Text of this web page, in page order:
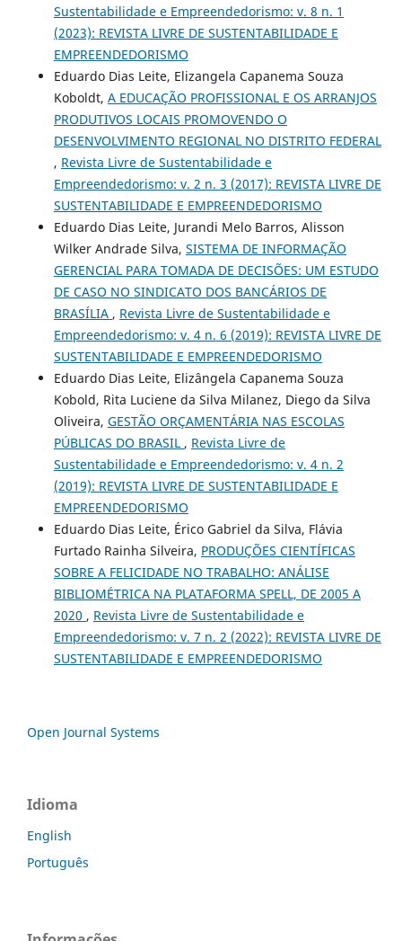
Sustentabilidade e Empreendedorismo: v. 8 n. 1
(2023): REVISTA LIVRE DE SUSTENTABILIDADE E
EMPREENDEDORISMO
Eduardo Dias Leite, Elizangela Capanema Souza
Koboldt, A EDUCAÇÃO PROFISSIONAL E OS ARRANJOS
PRODUTIVOS LOCAIS PROMOVENDO O
DESENVOLVIMENTO REGIONAL NO DISTRITO FEDERAL
, Revista Livre de Sustentabilidade e
Empreendedorismo: v. 2 n. 3 (2017): REVISTA LIVRE DE
SUSTENTABILIDADE E EMPREENDEDORISMO
Eduardo Dias Leite, Jurandi Melo Barros, Alisson
Wilker Andrade Silva, SISTEMA DE INFORMAÇÃO
GERENCIAL PARA TOMADA DE DECISÕES: UM ESTUDO
DE CASO NO SINDICATO DOS BANCÁRIOS DE
BRASÍLIA , Revista Livre de Sustentabilidade e
Empreendedorismo: v. 4 n. 6 (2019): REVISTA LIVRE DE
SUSTENTABILIDADE E EMPREENDEDORISMO
Eduardo Dias Leite, Elizângela Capanema Souza
Kobold, Rita Luciene da Silva Milanez, Diego da Silva
Oliveira, GESTÃO ORÇAMENTÁRIA NAS ESCOLAS
PÚBLICAS DO BRASIL , Revista Livre de
Sustentabilidade e Empreendedorismo: v. 4 n. 2
(2019): REVISTA LIVRE DE SUSTENTABILIDADE E
EMPREENDEDORISMO
Eduardo Dias Leite, Érico Gabriel da Silva, Flávia
Furtado Rainha Silveira, PRODUÇÕES CIENTÍFICAS
SOBRE A FELICIDADE NO TRABALHO: ANÁLISE
BIBLIOMÉTRICA NA PLATAFORMA SPELL, DE 2005 A
2020 , Revista Livre de Sustentabilidade e
Empreendedorismo: v. 7 n. 2 (2022): REVISTA LIVRE DE
SUSTENTABILIDADE E EMPREENDEDORISMO
Open Journal Systems
Idioma
English
Português